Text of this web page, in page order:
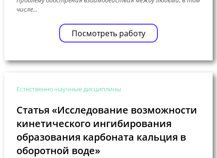
числе...
Посмотреть работу
Естественно-научные дисциплины
Статья «Исследование возможности
кинетического ингибирования
образования карбоната кальция в
оборотной воде»